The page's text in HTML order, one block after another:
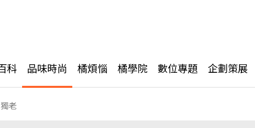
科 品味時尚 橘煩惱 橘學院 數位專題 企劃策展
獨老